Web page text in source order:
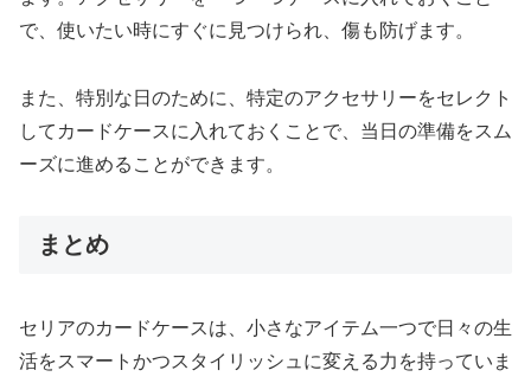
で、使いたい時にすぐに見つけられ、傷も防げます。
また、特別な日のために、特定のアクセサリーをセレクト
してカードケースに入れておくことで、当日の準備をスム
ーズに進めることができます。
まとめ
セリアのカードケースは、小さなアイテム一つで日々の生
活をスマートかつスタイリッシュに変える力を持っていま